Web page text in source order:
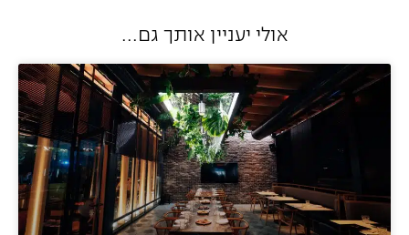
אולי יעניין אותך גם...